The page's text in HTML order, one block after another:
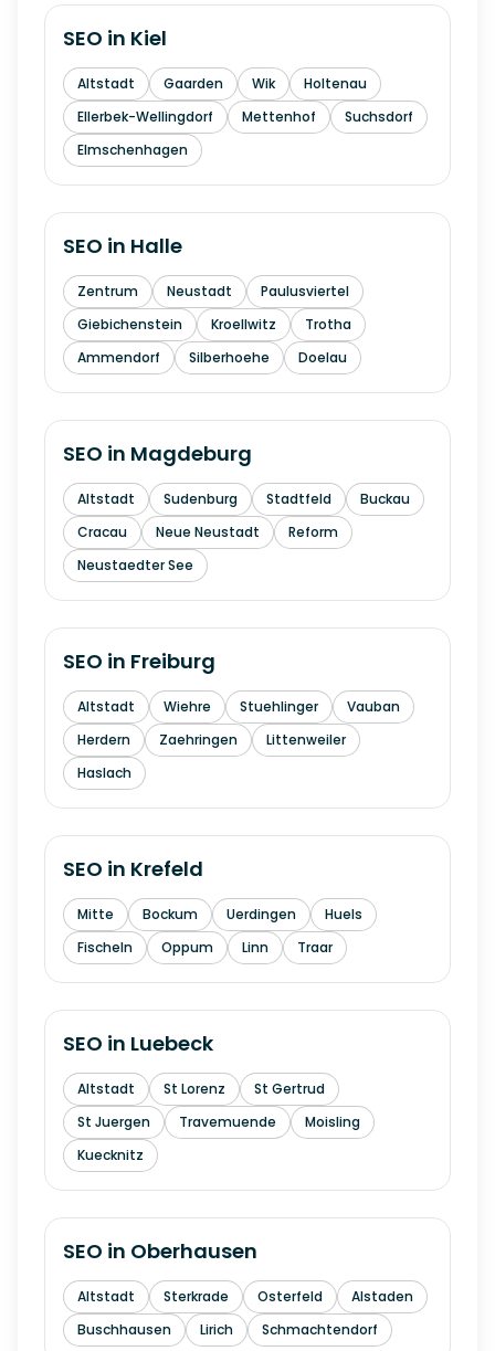
SEO in Kiel
Altstadt Gaarden Wik
Holtenau
Ellerbek-Wellingdorf
Mettenhof
Suchsdorf
Elmschenhagen
SEO in Halle
Zentrum Neustadt
Paulusviertel
Giebichenstein
Kroellwitz
Trotha
Ammendorf
Silberhoehe Doelau
SEO in Magdeburg
Altstadt Sudenburg Stadtfeld
Buckau
Cracau
Neue Neustadt
Reform
Neustaedter See
SEO in Freiburg
Altstadt Wiehre Stuehlinger
Vauban
Herdern
Zaehringen
Littenweiler
Haslach
SEO in Krefeld
Mitte Bockum Uerdingen
Huels
Fischeln
Oppum Linn Traar
SEO in Luebeck
Altstadt St Lorenz
St Gertrud
St Juergen
Travemuende
Moisling
Kuecknitz
SEO in Oberhausen
Altstadt Sterkrade Osterfeld
Alstaden
Buschhausen
Lirich Schmachtendorf